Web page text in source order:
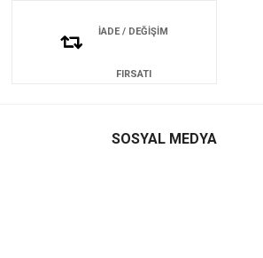
İADE / DEĞİŞİM
FIRSATI
SOSYAL MEDYA